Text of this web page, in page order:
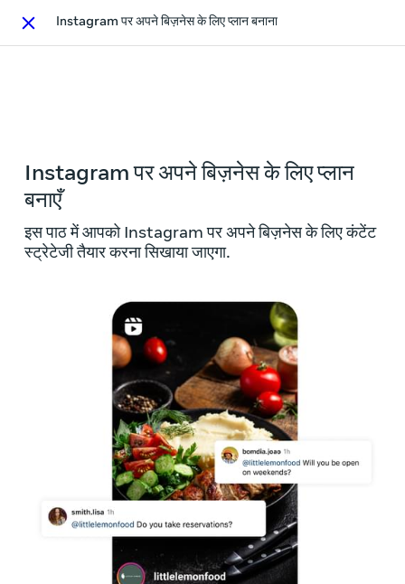
Close
Instagram पर अपने बिज़नेस के लिए प्लान बनाना
Instagram पर अपने बिज़नेस के लिए प्लान
बनाएँ
इस पाठ में आपको Instagram पर अपने बिज़नेस के लिए कंटेंट
स्ट्रेटेजी तैयार करना सिखाया जाएगा.